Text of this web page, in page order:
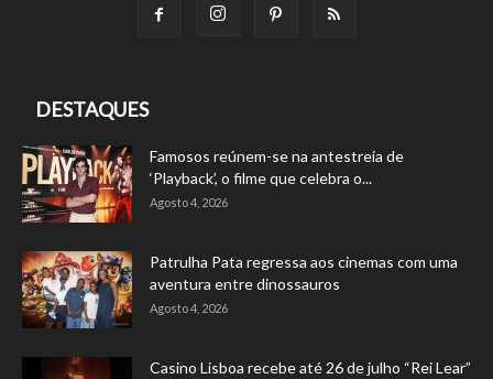
DESTAQUES
Famosos reúnem-se na antestreia de
‘Playback’, o filme que celebra o...
Agosto 4, 2026
Patrulha Pata regressa aos cinemas com uma
aventura entre dinossauros
Agosto 4, 2026
Casino Lisboa recebe até 26 de julho “Rei Lear”